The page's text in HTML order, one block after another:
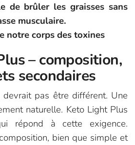
de brûler les graisses sans
musculaire.
notre corps des toxines
– composition,
secondaires
pas être différent. Une
naturelle. Keto Light Plus
répond à cette exigence.
bien que simple et